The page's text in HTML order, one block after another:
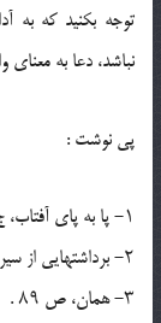
توجه بکنید که به
نباشد، دعا به معناى
پی نوشت :
۱- پا به پاى آفتاب، ج ۱، ص ۲۸۶ .
۲- برداشت‏هایى از سیره‏ امام خمینى( ره) ، ج ۳ ، ص ۹۰ .
۳- همان، ص ۸۹ .